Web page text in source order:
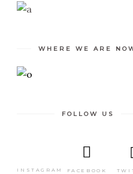
WHERE WE ARE
FOLLOW US
INSTAGRAM FACEBOOK